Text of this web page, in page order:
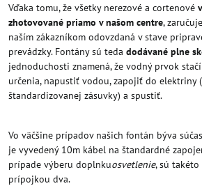
Vďaka tomu, že všetky nerezové a cortenové
zhotovované priamo v našom centre,
naším zákazníkom odovzdaná v stave
prevádzky. Fontány sú teda dodávané plne
jednoduchosti znamená, že vodný prvok
určenia, napustiť vodou, zapojiť do elektriny
štandardizovanej zásuvky) a spustiť.
Vo väčšine prípadov našich fontán býva
je vyvedený 10m kábel na štandardné
prípade výberu doplnkuosvetlenie, sú
prípojkou dva.